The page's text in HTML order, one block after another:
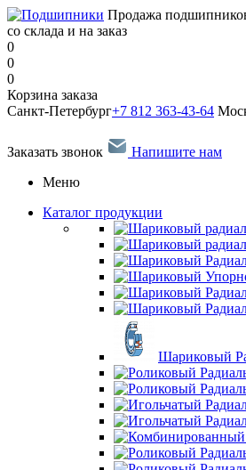
Продажа
со склада и на заказ
0
0
0
Корзина заказа
Санкт-Петербург+7 812 363-43-64
Заказать звонок
Напишите нам
Меню
Каталог продукции
Шариковый